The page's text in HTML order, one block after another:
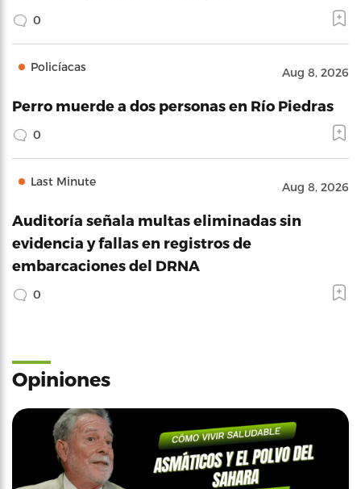
0
Policíacas Aug 8, 2026
Perro muerde a dos personas en Río Piedras
0
Last Minute Aug 8, 2026
Auditoría señala multas eliminadas sin
evidencia y fallas en registros de
embarcaciones del DRNA
0
Opiniones